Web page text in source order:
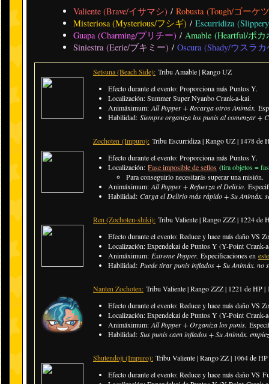
Valiente (Brave/イサマシ) / Robusta (Tough/ゴーケ
Misteriosa (Mysterious/フシギ) / Escurridiza
Guapa (Charming/プリチー) / Amable (Heartful/ポ
Siniestra (Eerie/ブキミー) / Oscura (Shady/ウスラ
Setsuna (Beach Side): Tribu Amable | Rango UZ
Efecto durante el evento: Proporciona más Puntos Y.
Localización: Summer Super Nyanbo Crank-a-kai.
Animáximum: All Popper + Recarga otros Animáx.
Habilidad: Siempre organiza los punis al comenzar +
Zochoten (Impuro): Tribu Escurridiza | Rango UZ | 1478 de
Efecto durante el evento: Proporciona más Puntos Y.
Localización: Fase imposible de sellos (tira objetos =
​Para conseguirlo necesitarás superar una misión.
Animáximum: All Popper + Refuerza el Delirio.
Habilidad: Carga el Delirio más rápido + Su Animáx.
Ren (Zochoten-shiki): Tribu Valiente | Rango ZZZ | 1224 de
Efecto durante el evento: Reduce y hace más daño VS
Localización: Expendekai de Puntos Y (Y-Point Crank-
Animáximum: Extreme Popper. Especificaciones en
Habilidad: Puede tirar punis inflados + Su Animáx. no
Nanten Zochoten: Tribu Valiente | Rango ZZZ | 1221 de HP |
Efecto durante el evento: Reduce y hace más daño VS
Localización: Expendekai de Puntos Y (Y-Point Crank-
Animáximum: All Popper + Organiza los punis.
Habilidad: Sus punis caen inflados + Su Animáx.
Shutendoji (Impuro): Tribu Valiente | Rango ZZ | 1064 de
Efecto durante el evento: Reduce y hace más daño VS